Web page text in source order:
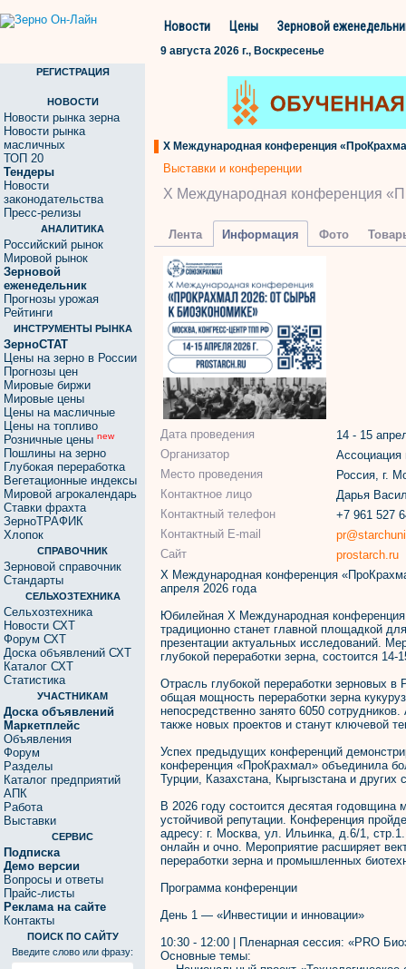
Новости Цены Зерновой
9 августа 2026 г., Воскресенье
РЕГИСТРАЦИЯ
НОВОСТИ
Новости рынка зерна
Новости рынка
масличных
ТОП 20
Тендеры
Новости
законодательства
Пресс-релизы
АНАЛИТИКА
Российский рынок
Мировой рынок
Зерновой
еженедельник
Прогнозы урожая
Рейтинги
ИНСТРУМЕНТЫ РЫНКА
ЗерноСТАТ
Цены на зерно в России
Прогнозы цен
Мировые биржи
Мировые цены
Цены на масличные
Цены на топливо
Розничные цены new
Пошлины на зерно
Глубокая переработка
Вегетационные индексы
Мировой агрокалендарь
Ставки фрахта
ЗерноТРАФИК
Хлопок
СПРАВОЧНИК
Зерновой справочник
Стандарты
СЕЛЬХОЗТЕХНИКА
Сельхозтехника
Новости СХТ
Форум СХТ
Доска объявлений СХТ
Каталог СХТ
Статистика
УЧАСТНИКАМ
Доска объявлений
Маркетплейс
Объявления
Форум
Разделы
Каталог предприятий
АПК
Работа
Выставки
СЕРВИС
Подписка
Демо версии
Вопросы и ответы
Прайс-листы
Реклама на сайте
Контакты
ПОИСК ПО САЙТУ
Введите слово или фразу:
X Международная конференция
Выставки и конференции
X Международная конференция
Лента Информация Фото
Дата проведения
14 - 15
Организатор
Ассоциация
Место проведения
Россия, г.
Контактное лицо
Дарья
Контактный телефон
+7 961 527
Контактный E-mail
Сайт
prostarch.ru
X Международная конференция
апреля 2026 года
Юбилейная X Международная
традиционно станет главной площадкой
презентации актуальных исследований.
глубокой переработки зерна, состоится
Отрасль глубокой переработки зерновых
общая мощность переработки зерна
непосредственно занято 6050
также новых проектов и станут ключевой
Успех предыдущих конференций
конференция «ПроКрахмал» объединила
Турции, Казахстана, Кыргызстана и других
В 2026 году состоится десятая годовщина
устойчивой репутации. Конференция
адресу: г. Москва, ул. Ильинка, д.6/1,
онлайн и очно. Мероприятие расширяет
переработки зерна и промышленных
Программа конференции
День 1 — «Инвестиции и инновации»
10:30 - 12:00 | Пленарная сессия: «PRO
Основные темы: